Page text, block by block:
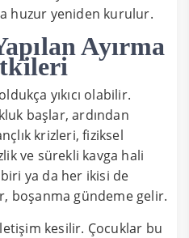
huzur yeniden kurulur.
Ayırma
yıkıcı olabilir.
başlar, ardından
krizleri, fiziksel
ve sürekli kavga hali
ya da her ikisi de
boşanma gündeme gelir.
kesilir. Çocuklar bu